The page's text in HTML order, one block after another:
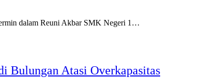
dalam Reuni Akbar SMK Negeri 1…
Bulungan Atasi Overkapasitas